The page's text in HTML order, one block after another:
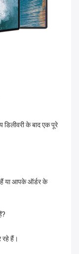
डिलीवरी के बाद एक पूरे
हैं या आपके ऑर्डर के
रहे हैं।